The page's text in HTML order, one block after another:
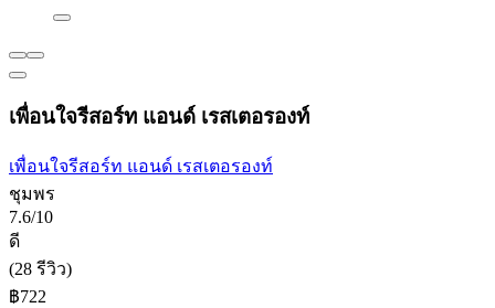
เพื่อนใจรีสอร์ท แอนด์ เรสเตอรองท์
เพื่อนใจรีสอร์ท แอนด์ เรสเตอรองท์
ชุมพร
7.6/10
ดี
(28 รีวิว)
฿722